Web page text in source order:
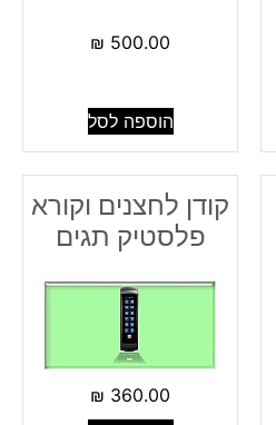
500.00
₪
הוספה לסל
קודן לחצנים וקורא
פלסטיק תגים
360.00
₪